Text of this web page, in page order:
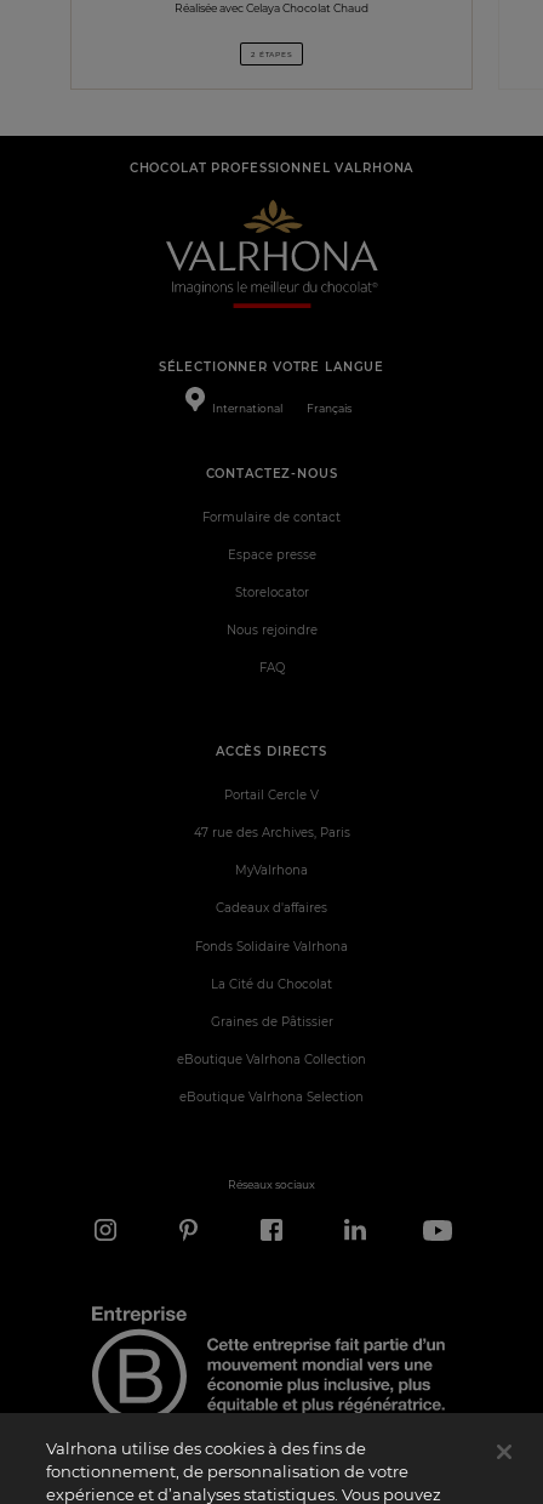
Réalisée avec Celaya Chocolat Chaud
2 ÉTAPES
CHOCOLAT PROFESSIONNEL VALRHONA
SÉLECTIONNER VOTRE LANGUE
International Français
ACCÈS DIRECTS
Portail Cercle V
47 rue des Archives, Paris
MyValrhona
Cadeaux d'affaires
Fonds Solidaire Valrhona
La Cité du Chocolat
Graines de Pâtissier
eBoutique Valrhona Collection
eBoutique Valrhona Selection
CONTACTEZ-NOUS
Formulaire de contact
Espace presse
Storelocator
Nous rejoindre
FAQ
Réseaux sociaux
Valrhona utilise des cookies à des fins de
fonctionnement, de personnalisation de votre
expérience et d’analyses statistiques. Vous pouvez